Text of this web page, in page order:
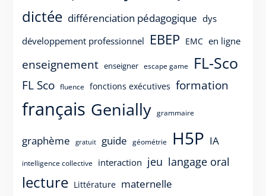
dictée différenciation pédagogique dys
développement professionnel EBEP EMC en ligne
enseignement enseigner escape game FL-Sco
FL Sco fluence fonctions exécutives formation
français Genially grammaire
graphème gratuit guide géométrie H5P IA
intelligence collective interaction jeu langage oral
lecture Littérature maternelle